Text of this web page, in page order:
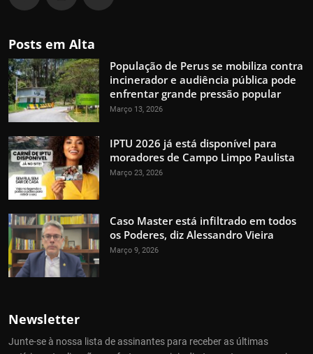
Posts em Alta
População de Perus se mobiliza contra
incinerador e audiência pública pode
enfrentar grande pressão popular
Março 13, 2026
IPTU 2026 já está disponível para
moradores de Campo Limpo Paulista
Março 23, 2026
Caso Master está infiltrado em todos
os Poderes, diz Alessandro Vieira
Março 9, 2026
Newsletter
Junte-se à nossa lista de assinantes para receber as últimas